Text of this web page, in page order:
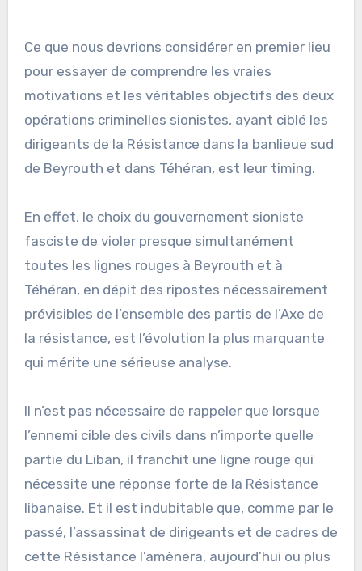
Ce que nous devrions considérer en premier lieu
pour essayer de comprendre les vraies
motivations et les véritables objectifs des deux
opérations criminelles sionistes, ayant ciblé les
dirigeants de la Résistance dans la banlieue sud
de Beyrouth et dans Téhéran, est leur timing.
En effet, le choix du gouvernement sioniste
fasciste de violer presque simultanément
toutes les lignes rouges à Beyrouth et à
Téhéran, en dépit des ripostes nécessairement
prévisibles de l’ensemble des partis de l’Axe de
la résistance, est l’évolution la plus marquante
qui mérite une sérieuse analyse.
Il n’est pas nécessaire de rappeler que lorsque
l’ennemi cible des civils dans n’importe quelle
partie du Liban, il franchit une ligne rouge qui
nécessite une réponse forte de la Résistance
libanaise. Et il est indubitable que, comme par le
passé, l’assassinat de dirigeants et de cadres de
cette Résistance l’amènera, aujourd’hui ou plus